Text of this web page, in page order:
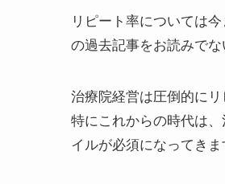
リピート率については
の過去記事をお読みで
治療院経営は圧倒的にリ
特にこれからの時代は
イルが必須になってきま